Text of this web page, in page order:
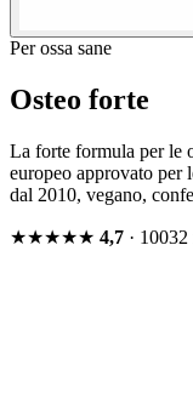
Per ossa sane
Osteo forte
La forte formula per le
europeo approvato per
dal 2010, vegano,
★★★★★ 4,7 ·